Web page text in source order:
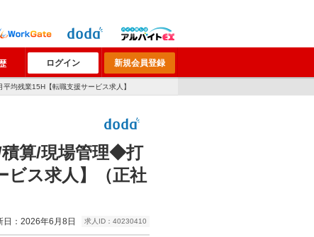
ログイン 新規会員登録
均残業15H【転職支援サービス求人】
積算/現場管理◆打
ビス求人】（正社
日：2026年6月8日 求人ID：40230410